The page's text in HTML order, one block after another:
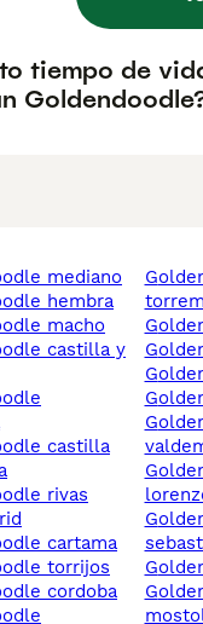
tiempo de
mediano
hembra
macho
cartama
torrijos
cordoba
goldendoodle
goldendoodle
goldendoodle san
goldendoodle san
goldendoodle